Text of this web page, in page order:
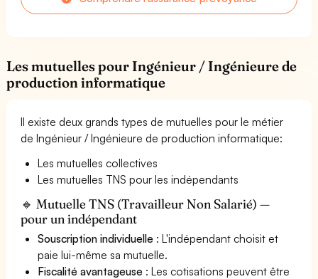
Les mutuelles pour Ingénieur / Ingénieure de
production informatique
Il existe deux grands types de mutuelles pour le métier
de Ingénieur / Ingénieure de production informatique:
Les mutuelles collectives
Les mutuelles TNS pour les indépendants
🔹 Mutuelle TNS (Travailleur Non Salarié) —
pour un indépendant
Souscription individuelle : L'indépendant choisit et
paie lui-même sa mutuelle.
Fiscalité avantageuse : Les cotisations peuvent être